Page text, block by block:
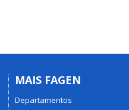
MAIS FAGEN
Departamentos